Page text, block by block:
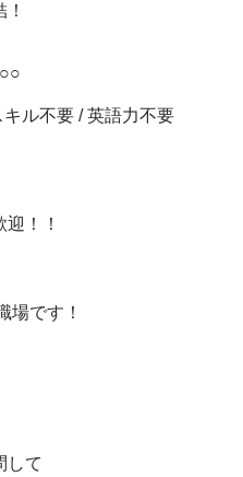
ル不要 / 英語力不要
！！
場です！
して